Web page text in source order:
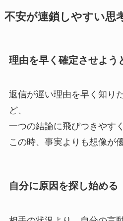
不安が連鎖しやすい思
理由を早く確定させよう
返信が遅い理由を早く知り
ど、
一つの結論に飛びつきやす
この時、事実よりも想像が
自分に原因を探し始める